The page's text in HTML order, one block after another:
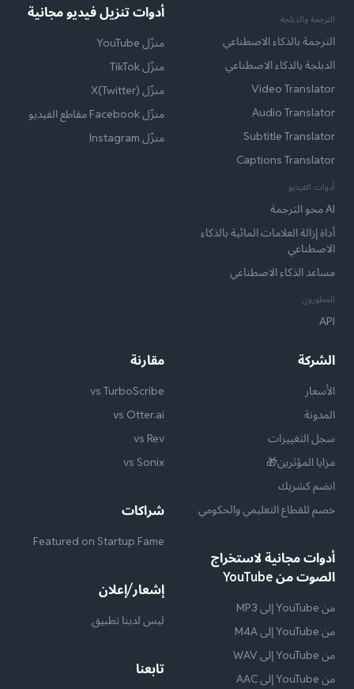
الترجمة والدبلجة
الترجمة بالذكاء الاصطناعي
الدبلجة بالذكاء الاصطناعي
Video Translator
Audio Translator
Subtitle Translator
Captions Translator
أدوات الفيديو
AI محو الترجمة
أداة إزالة العلامات المائية بالذكاء
الاصطناعي
مساعد الذكاء الاصطناعي
المطورون
API
أدوات تنزيل فيديو مجانية
منزّل YouTube
منزّل TikTok
منزّل X(Twitter)
منزّل Facebook مقاطع الفيديو
منزّل Instagram
الشركة
الأسعار
المدونة
سجل التغييرات
مزايا المؤثرين🎁
انضم كشريك
خصم للقطاع التعليمي والحكومي
أدوات مجانية لاستخراج
الصوت من YouTube
من YouTube إلى MP3
من YouTube إلى M4A
من YouTube إلى WAV
من YouTube إلى AAC
مقارنة
vs TurboScribe
vs Otter.ai
vs Rev
vs Sonix
شراكات
Featured on Startup Fame
إشعار/إعلان
ليس لدينا تطبيق
تابعنا